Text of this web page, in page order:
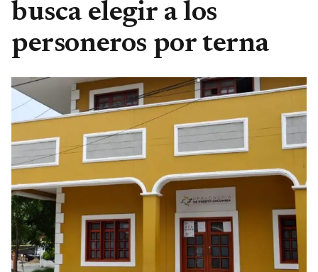
busca elegir a los
personeros por terna